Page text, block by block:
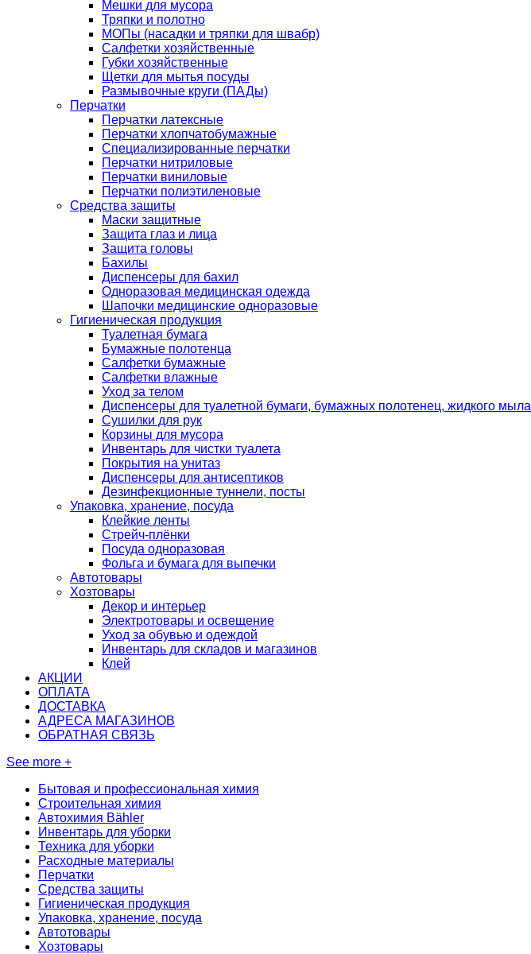
Мешки для мусора
Тряпки и полотно
МОПы (насадки и тряпки для швабр)
Салфетки хозяйственные
Губки хозяйственные
Щетки для мытья посуды
Размывочные круги (ПАДы)
Перчатки
Перчатки латексные
Перчатки хлопчатобумажные
Специализированные перчатки
Перчатки нитриловые
Перчатки виниловые
Перчатки полиэтиленовые
Средства защиты
Маски защитные
Защита глаз и лица
Защита головы
Бахилы
Диспенсеры для бахил
Одноразовая медицинская одежда
Шапочки медицинские одноразовые
Гигиеническая продукция
Туалетная бумага
Бумажные полотенца
Салфетки бумажные
Салфетки влажные
Уход за телом
Диспенсеры для туалетной бумаги, бумажных полотенец, жидкого мыла
Сушилки для рук
Корзины для мусора
Инвентарь для чистки туалета
Покрытия на унитаз
Диспенсеры для антисептиков
Дезинфекционные туннели, посты
Упаковка, хранение, посуда
Клейкие ленты
Стрейч-плёнки
Посуда одноразовая
Фольга и бумага для выпечки
Автотовары
Хозтовары
Декор и интерьер
Электротовары и освещение
Уход за обувью и одеждой
Инвентарь для складов и магазинов
Клей
АКЦИИ
ОПЛАТА
ДОСТАВКА
АДРЕСА МАГАЗИНОВ
ОБРАТНАЯ СВЯЗЬ
See more +
Бытовая и профессиональная химия
Строительная химия
Автохимия Bähler
Инвентарь для уборки
Техника для уборки
Расходные материалы
Перчатки
Средства защиты
Гигиеническая продукция
Упаковка, хранение, посуда
Автотовары
Хозтовары